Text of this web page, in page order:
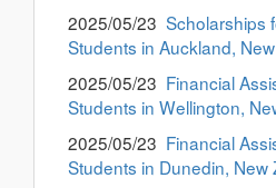
2025/05/23 Scholarships
Students in Auckland,
2025/05/23 Financial
Students in Wellington,
2025/05/23 Financial
Students in Dunedin, New